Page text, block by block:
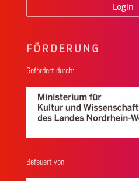
Login
FÖRDERUNG
Gefördert durch:
Befeuert von: